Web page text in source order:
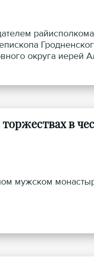
округа иерей
в
мужском